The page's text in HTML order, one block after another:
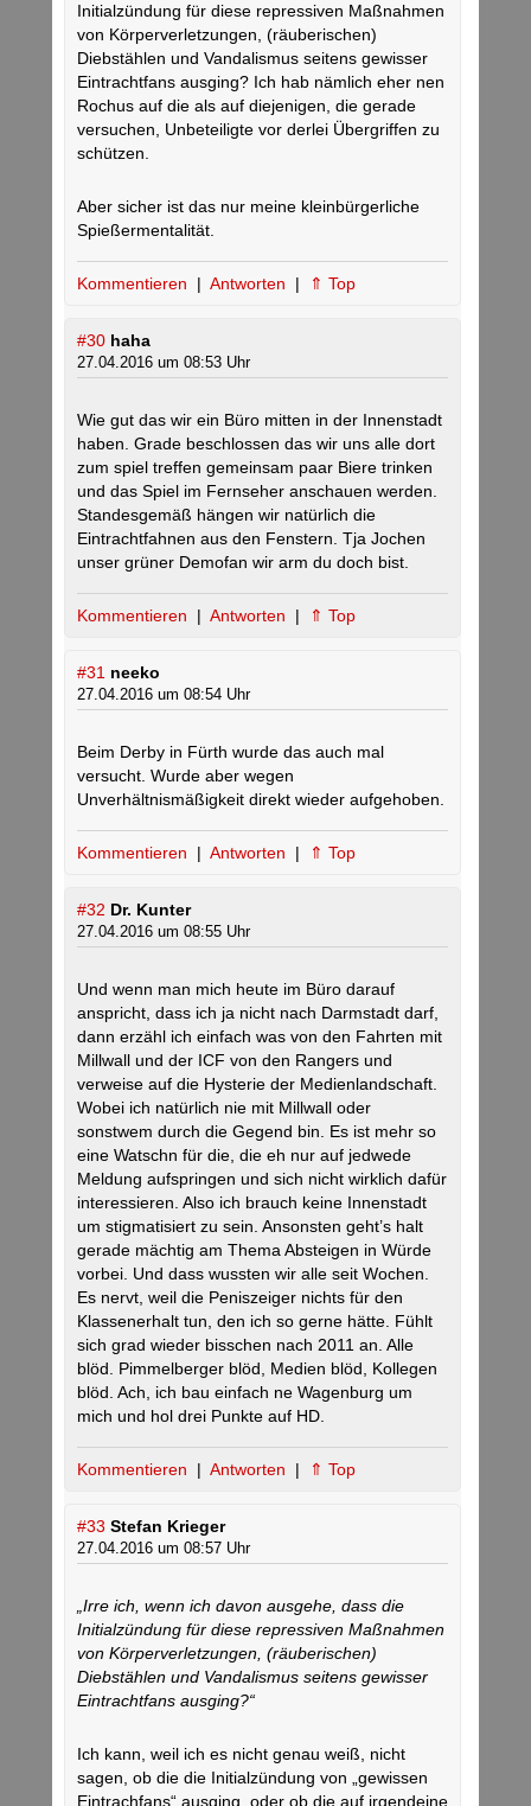
Initialzündung für diese repressiven Maßnahmen
von Körperverletzungen, (räuberischen)
Diebstählen und Vandalismus seitens gewisser
Eintrachtfans ausging? Ich hab nämlich eher nen
Rochus auf die als auf diejenigen, die gerade
versuchen, Unbeteiligte vor derlei Übergriffen zu
schützen.
Aber sicher ist das nur meine kleinbürgerliche
Spießermentalität.
Kommentieren | Antworten | ⇑ Top
#30 haha
27.04.2016 um 08:53 Uhr
Wie gut das wir ein Büro mitten in der Innenstadt
haben. Grade beschlossen das wir uns alle dort
zum spiel treffen gemeinsam paar Biere trinken
und das Spiel im Fernseher anschauen werden.
Standesgemäß hängen wir natürlich die
Eintrachtfahnen aus den Fenstern. Tja Jochen
unser grüner Demofan wir arm du doch bist.
Kommentieren | Antworten | ⇑ Top
#31 neeko
27.04.2016 um 08:54 Uhr
Beim Derby in Fürth wurde das auch mal
versucht. Wurde aber wegen
Unverhältnismäßigkeit direkt wieder aufgehoben.
Kommentieren | Antworten | ⇑ Top
#32 Dr. Kunter
27.04.2016 um 08:55 Uhr
Und wenn man mich heute im Büro darauf
anspricht, dass ich ja nicht nach Darmstadt darf,
dann erzähl ich einfach was von den Fahrten mit
Millwall und der ICF von den Rangers und
verweise auf die Hysterie der Medienlandschaft.
Wobei ich natürlich nie mit Millwall oder
sonstwem durch die Gegend bin. Es ist mehr so
eine Watschn für die, die eh nur auf jedwede
Meldung aufspringen und sich nicht wirklich dafür
interessieren. Also ich brauch keine Innenstadt
um stigmatisiert zu sein. Ansonsten geht’s halt
gerade mächtig am Thema Absteigen in Würde
vorbei. Und dass wussten wir alle seit Wochen.
Es nervt, weil die Peniszeiger nichts für den
Klassenerhalt tun, den ich so gerne hätte. Fühlt
sich grad wieder bisschen nach 2011 an. Alle
blöd. Pimmelberger blöd, Medien blöd, Kollegen
blöd. Ach, ich bau einfach ne Wagenburg um
mich und hol drei Punkte auf HD.
Kommentieren | Antworten | ⇑ Top
#33 Stefan Krieger
27.04.2016 um 08:57 Uhr
„Irre ich, wenn ich davon ausgehe, dass die
Initialzündung für diese repressiven Maßnahmen
von Körperverletzungen, (räuberischen)
Diebstählen und Vandalismus seitens gewisser
Eintrachtfans ausging?“
Ich kann, weil ich es nicht genau weiß, nicht
sagen, ob die die Initialzündung von „gewissen
Eintrachfans“ ausging, oder ob die auf irgendeine